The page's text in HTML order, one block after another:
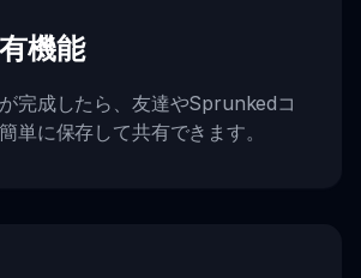
機能
完成したら、友達やSprunkedコ
単に保存して共有できます。